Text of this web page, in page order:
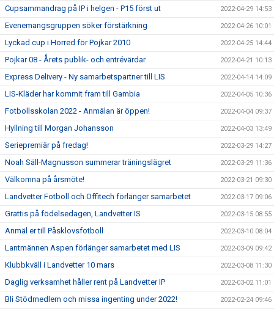
Cupsammandrag på IP i helgen - P15 först ut 2022-04-29 14:53
Evenemangsgruppen söker förstärkning 2022-04-26 10:01
Lyckad cup i Horred för Pojkar 2010 2022-04-25 14:44
Pojkar 08 - Årets publik- och entrévärdar 2022-04-21 10:13
Express Delivery - Ny samarbetspartner till LIS 2022-04-14 14:09
LIS-Kläder har kommit fram till Gambia 2022-04-05 10:36
Fotbollsskolan 2022 - Anmälan är öppen! 2022-04-04 09:37
Hyllning till Morgan Johansson 2022-04-03 13:49
Seriepremiär på fredag! 2022-03-29 14:27
Noah Säll-Magnusson summerar träningslägret 2022-03-29 11:36
Välkomna på årsmöte! 2022-03-21 09:30
Landvetter Fotboll och Offitech förlänger samarbetet 2022-03-17 09:06
Grattis på födelsedagen, Landvetter IS 2022-03-15 08:55
Anmäl er till Påsklovsfotboll 2022-03-10 08:04
Lantmännen Aspen förlänger samarbetet med LIS 2022-03-09 09:42
Klubbkväll i Landvetter 10 mars 2022-03-08 11:30
Daglig verksamhet håller rent på Landvetter IP 2022-03-02 11:01
Bli Stödmedlem och missa ingenting under 2022! 2022-02-24 09:46